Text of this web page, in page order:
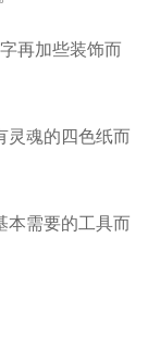
再加些装饰而
灵魂的四色纸而
本需要的工具而